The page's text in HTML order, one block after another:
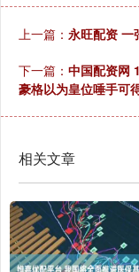
上一篇： 永旺配资 一
下一篇： 中国配资网
豪格以为皇位唾手可
相关文章